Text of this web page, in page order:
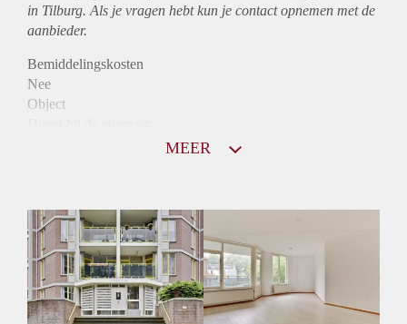
in Tilburg. Als je vragen hebt kun je contact opnemen met de
aanbieder.
Bemiddelingskosten
Nee
Object
Huurtoeslag
Niet mogelijk
Inkomen eis
3,1 X Maandhuur Bruto
Huurtermijn
MEER